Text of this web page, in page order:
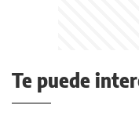
Te puede